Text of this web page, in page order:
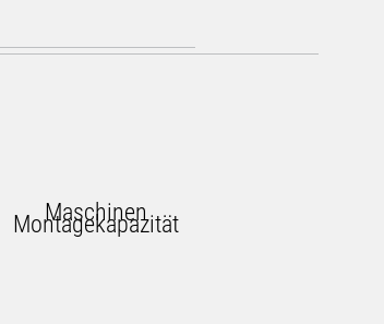
Maschinen
Montagekapazität